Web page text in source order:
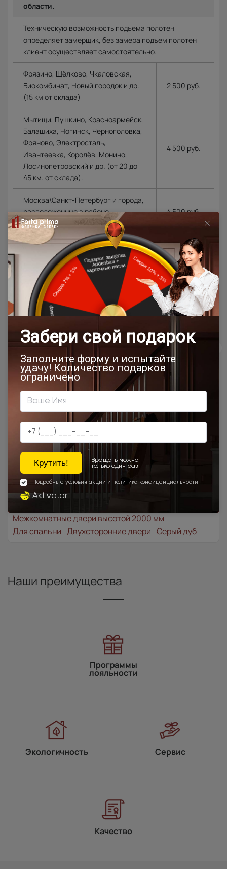
области.
Техническую возможность подъема полотен
определяет замерщик, без замера подъем полотен
клиент осуществляет самостоятельно.
Фрязино, Щёлково, Чкаловская,
Биокомбинат, Новый городок и др.
(15 км от склада)
2 500 руб.
Мытищи, Пушкино, Красноармейск,
Балашиха, Ногинск, Черноголовка,
Фряново, Электросталь,
Ивантеевка, Королёв, Монино,
Лосинопетровский и др. (от 20 до
45 км. от склада).
4 500 руб.
Москва\Санкт-Петербург и города,
расположенные в районе
МКАД\КАД до 10 км. в область.
4 500 руб.
Города Московской\Ленинградской
области, располагающиеся далее
10 км. от МКАД (кроме Щёлковского
шоссе)\КАД
4 500 руб.
+ 100
руб.\км. из
расчёта в
одну
сторону от
МКАД\КАД
Доставка в регионы осуществляется по тарифам нашего
дилера в данном регионе или, при заказе через запрос с
сайта, отдельно рассчитывается менеджером интернет-
магазина.
Подробная информация о доставке
Товар относится к категориям:
Классические двери
1000x2100 700x2200 900x1900
1100x2100
1200x2000 Шампань Высота 180 Высота 190
Высота 195 Высота 205
Межкомнатные двери высотой 2000 мм
Для спальни Двухсторонние двери Серый дуб
Наши преимущества
Программы
лояльности
Экологичность Сервис
Качество